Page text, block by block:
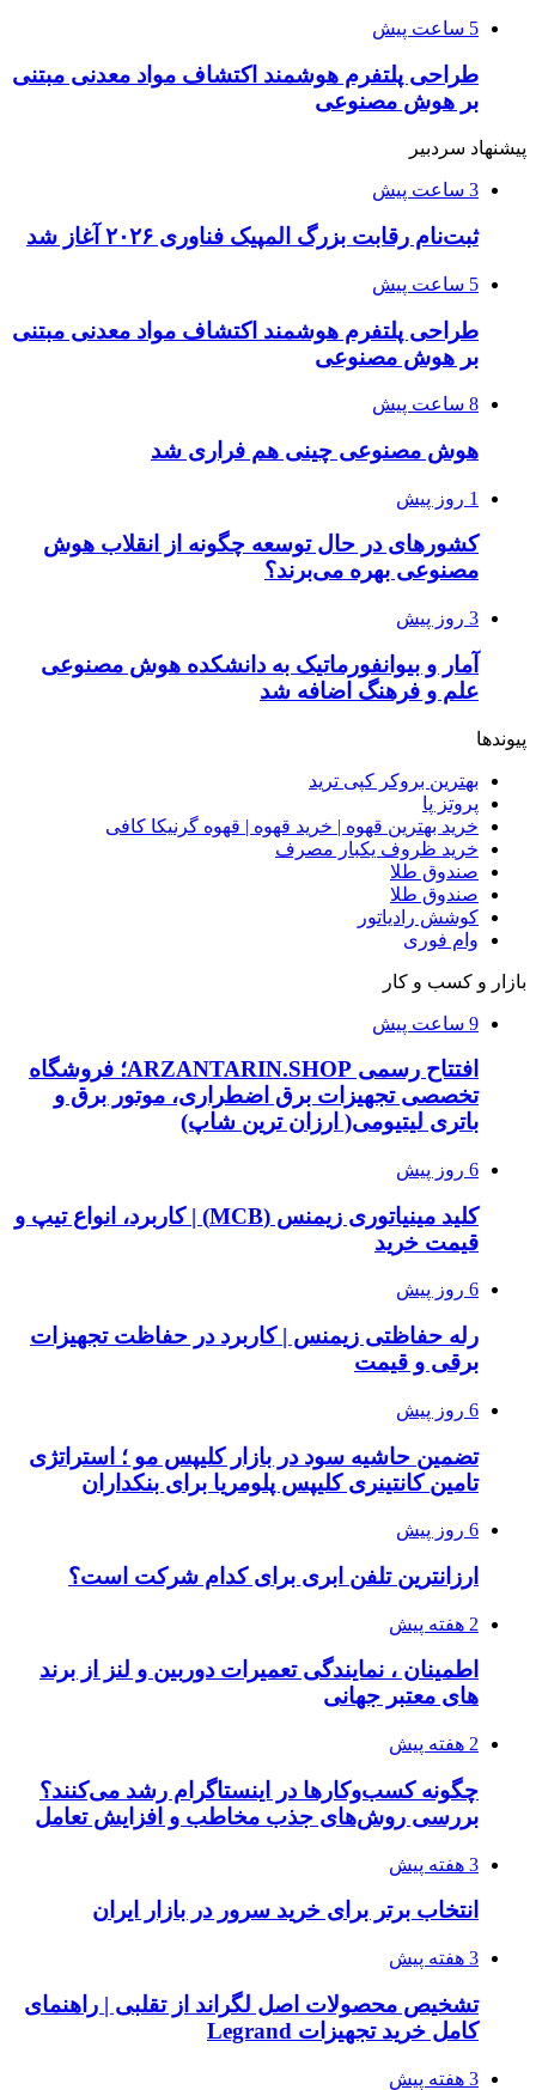
5 ساعت پیش
طراحی پلتفرم هوشمند اکتشاف مواد معدنی مبتنی
بر هوش مصنوعی
پیشنهاد سردبیر
3 ساعت پیش
ثبت‌نام رقابت بزرگ المپیک فناوری ۲۰۲۶ آغاز شد
5 ساعت پیش
طراحی پلتفرم هوشمند اکتشاف مواد معدنی مبتنی
بر هوش مصنوعی
8 ساعت پیش
هوش مصنوعی چینی هم فراری شد
1 روز پیش
کشورهای در حال توسعه چگونه از انقلاب هوش
مصنوعی بهره می‌برند؟
3 روز پیش
آمار و بیوانفورماتیک به دانشکده هوش مصنوعی
علم و فرهنگ اضافه شد
پیوندها
بهترین بروکر کپی ترید
پروتز پا
خرید بهترین قهوه | خرید قهوه | قهوه گرنیکا کافی
خرید ظروف یکبار مصرف
صندوق طلا
صندوق طلا
کوشش رادیاتور
وام فوری
بازار و کسب و کار
9 ساعت پیش
افتتاح رسمی ARZANTARIN.SHOP؛ فروشگاه
تخصصی تجهیزات برق اضطراری، موتور برق و
باتری لیتیومی( ارزان ترین شاپ)
6 روز پیش
کلید مینیاتوری زیمنس (MCB) | کاربرد، انواع تیپ و
قیمت خرید
6 روز پیش
رله حفاظتی زیمنس | کاربرد در حفاظت تجهیزات
برقی و قیمت
6 روز پیش
تضمین حاشیه سود در بازار کلیپس مو ؛ استراتژی
تامین کانتینری کلیپس پلومریا برای بنکداران
6 روز پیش
ارزانترین تلفن ابری برای کدام شرکت است؟
2 هفته پیش
اطمینان ، نمایندگی تعمیرات دوربین و لنز از برند
های معتبر جهانی
2 هفته پیش
چگونه کسب‌وکارها در اینستاگرام رشد می‌کنند؟
بررسی روش‌های جذب مخاطب و افزایش تعامل
3 هفته پیش
انتخاب برتر برای خرید سرور در بازار ایران
3 هفته پیش
تشخیص محصولات اصل لگراند از تقلبی | راهنمای
کامل خرید تجهیزات Legrand
3 هفته پیش